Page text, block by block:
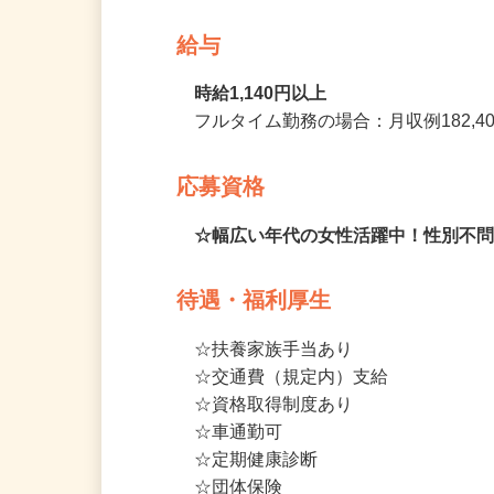
給与
時給1,140円以上
応募資格
待遇・福利厚生
☆扶養家族手当あり
☆交通費（規定内）支給
☆資格取得制度あり
☆車通勤可